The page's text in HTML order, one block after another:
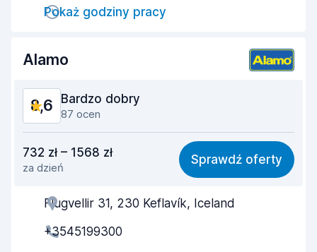
Stan samochodu 9,2
Pokaż godziny pracy
Alamo
8,6 Bardzo dobry
87 ocen
8,2
Łatwość znalezienia 8,6
Pomocność przedstawiciela
Szybkość odbioru
732 zł – 1568 zł
za dzień
Sprawdź oferty
Flugvellir 31, 230 Keflavík, Iceland
+3545199300